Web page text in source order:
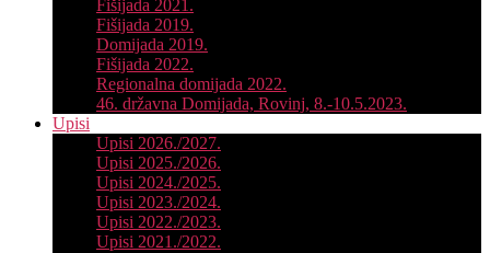
Fišijada 2021.
Fišijada 2019.
Domijada 2019.
Fišijada 2022.
Regionalna domijada 2022.
46. državna Domijada, Rovinj, 8.-10.5.2023.
Upisi
Upisi 2026./2027.
Upisi 2025./2026.
Upisi 2024./2025.
Upisi 2023./2024.
Upisi 2022./2023.
Upisi 2021./2022.